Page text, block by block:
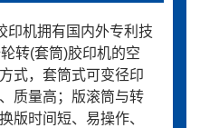
印机拥有国内外专利技
转(套筒)胶印机的空
式，套筒式可变径印
质量高；版滚筒与转
版时间短、易操作、